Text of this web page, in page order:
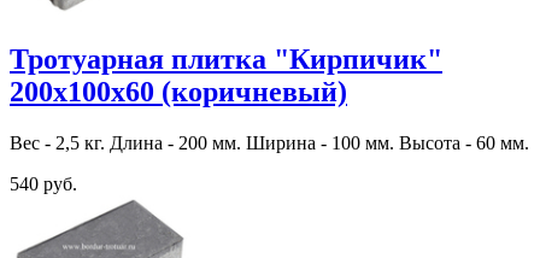
Тротуарная плитка "Кирпичик"
200х100х60 (коричневый)
Вес - 2,5 кг. Длина - 200 мм. Ширина - 100 мм. Высота - 60 мм.
540 руб.